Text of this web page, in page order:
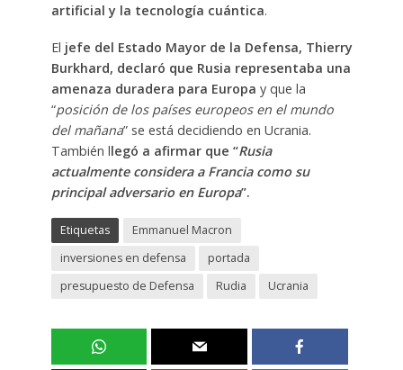
artificial y la tecnología cuántica.
El jefe del Estado Mayor de la Defensa, Thierry
Burkhard, declaró que Rusia representaba una
amenaza duradera para Europa y que la
“posición de los países europeos en el mundo
del mañana” se está decidiendo en Ucrania.
También llegó a afirmar que “Rusia
actualmente considera a Francia como su
principal adversario en Europa”.
Etiquetas
Emmanuel Macron
inversiones en defensa
portada
presupuesto de Defensa
Rudia Ucrania